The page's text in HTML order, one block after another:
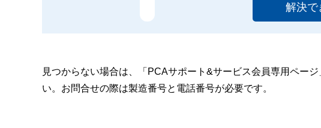
解決で
見つからない場合は、「PCAサポート&サービス会員専用ページ
い。お問合せの際は製造番号と電話番号が必要です。